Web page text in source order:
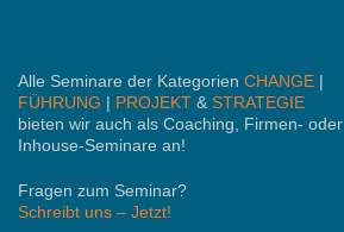
Alle Seminare der Kategorien CHANGE |
FÜHRUNG | PROJEKT & STRATEGIE
bieten wir auch als Coaching, Firmen- oder
Inhouse-Seminare an!
Fragen zum Seminar?
Schreibt uns – Jetzt!